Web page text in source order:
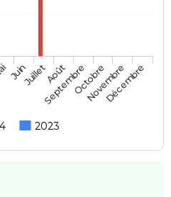
2023
JuinJuilletAoût
SeptembreOctobre
Novembre
Décembre